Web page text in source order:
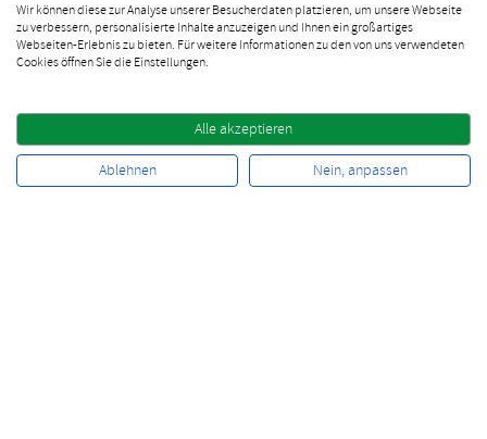
FANS
Instagram
Facebook Rabatt
10% Rabatt sichern
Wir können diese zur Analyse unserer Besucherdaten platzieren, um unsere Webseite
zu verbessern, personalisierte Inhalte anzuzeigen und Ihnen ein großartiges
Webseiten-Erlebnis zu bieten. Für weitere Informationen zu den von uns verwendeten
Cookies öffnen Sie die Einstellungen.
Alle akzeptieren
Ablehnen Nein, anpassen